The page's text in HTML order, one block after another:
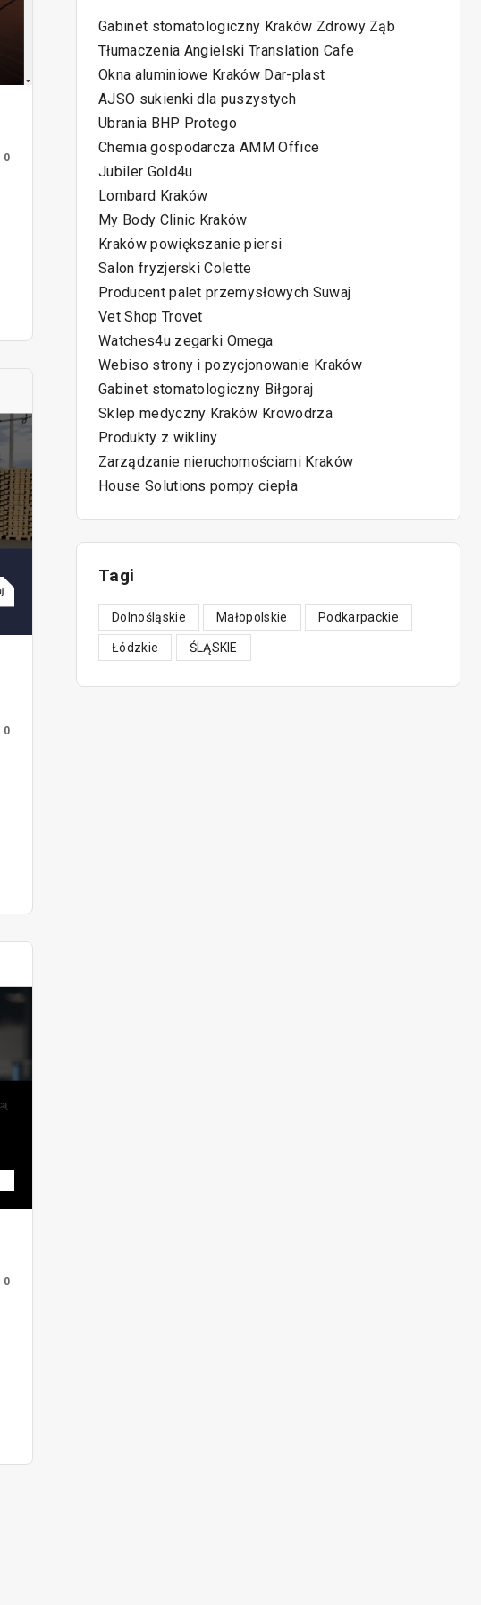
0
0
0
r
e
Gabinet stomatologiczny Kraków Zdrowy Ząb
Tłumaczenia Angielski Translation Cafe
Okna aluminiowe Kraków Dar-plast
AJSO sukienki dla puszystych
Ubrania BHP Protego
Chemia gospodarcza AMM Office
Jubiler Gold4u
Lombard Kraków
My Body Clinic Kraków
Kraków powiększanie piersi
Salon fryzjerski Colette
Producent palet przemysłowych Suwaj
Vet Shop Trovet
Watches4u zegarki Omega
Webiso strony i pozycjonowanie Kraków
Gabinet stomatologiczny Biłgoraj
Sklep medyczny Kraków Krowodrza
Produkty z wikliny
Zarządzanie nieruchomościami Kraków
House Solutions pompy ciepła
Tagi
Dolnośląskie Małopolskie Podkarpackie
Łódzkie ŚLĄSKIE